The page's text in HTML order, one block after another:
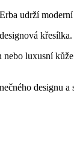
udrží
křesílka.
luxusní
designu